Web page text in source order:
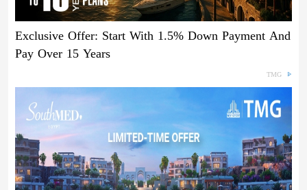
Exclusive Offer: Start With 1.5% Down Payment And
Pay Over 15 Years
TMG